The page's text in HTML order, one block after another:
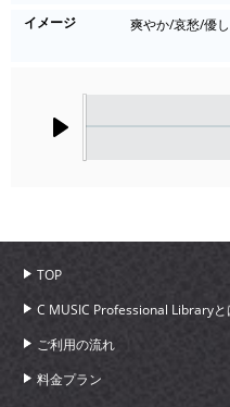
イメージ
爽やか/哀愁/優
TOP
C MUSIC Professional Libraryと
ご利用の流れ
料金プラン